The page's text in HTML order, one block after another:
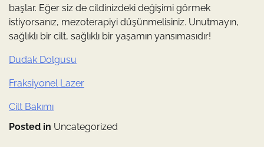
başlar. Eğer siz de cildinizdeki değişimi görmek
istiyorsanız, mezoterapiyi düşünmelisiniz. Unutmayın,
sağlıklı bir cilt, sağlıklı bir yaşamın yansımasıdır!
Dudak Dolgusu
Fraksiyonel Lazer
Cilt Bakımı
Posted in Uncategorized